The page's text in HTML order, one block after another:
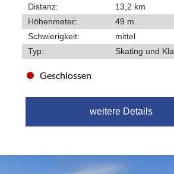
Distanz:
13,2 km
Höhenmeter:
49 m
Schwierigkeit:
mittel
Typ:
Skating und
Geschlossen
weitere Details